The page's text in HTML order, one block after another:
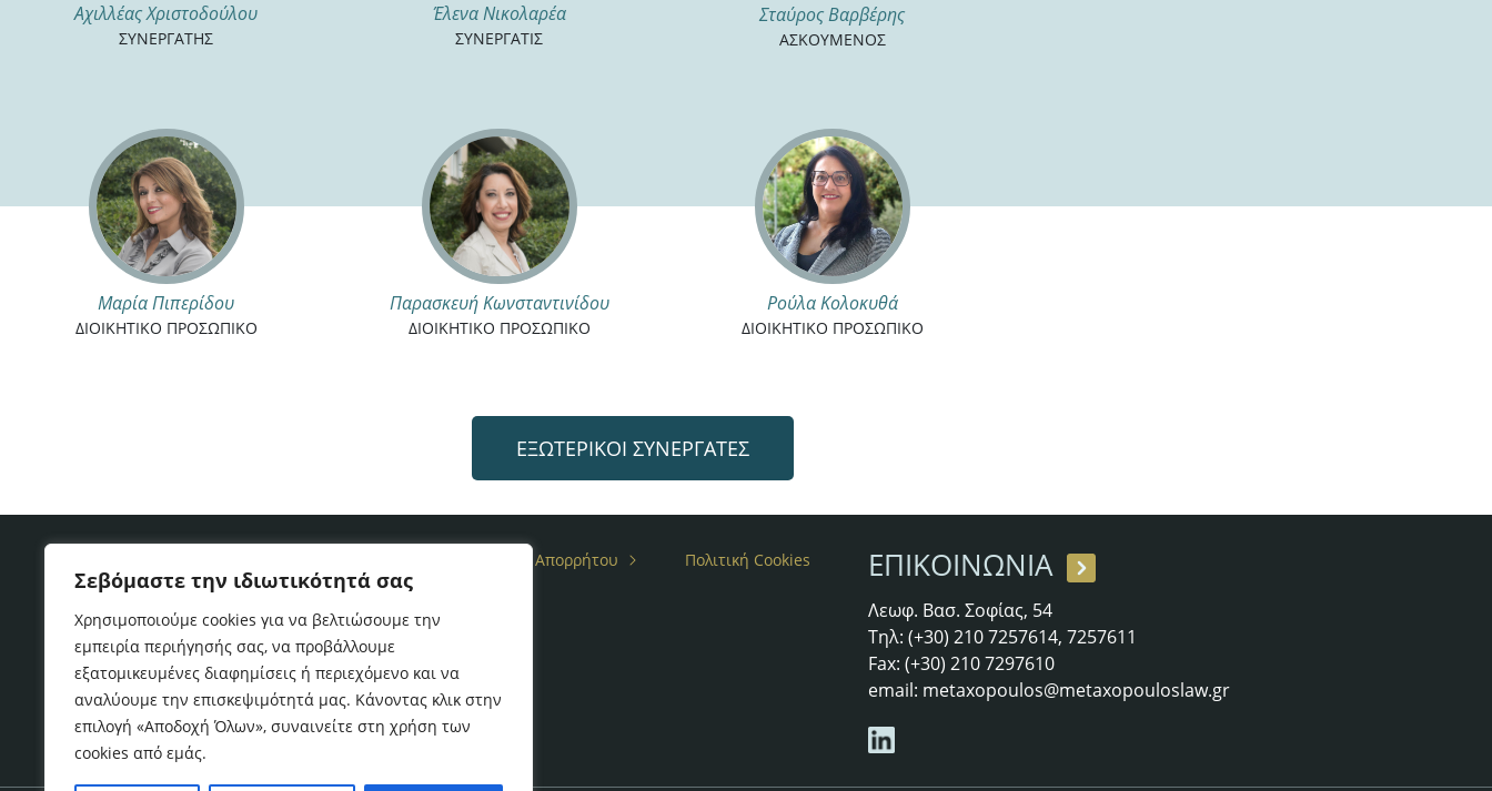
Σεβόμαστε την ιδιωτικότητά σας
Χρησιμοποιούμε cookies για να βελτιώσουμε την
εμπειρία περιήγησής σας, να προβάλλουμε
εξατομικευμένες διαφημίσεις ή περιεχόμενο και να
αναλύουμε την επισκεψιμότητά μας. Κάνοντας κλικ στην
επιλογή «Αποδοχή Όλων», συναινείτε στη χρήση των
cookies από εμάς.
Αχιλλέας Χριστοδούλου
ΣΥΝΕΡΓΑΤΗΣ
Έλενα Νικολαρέα
ΣΥΝΕΡΓΑΤΙΣ
Σταύρος Βαρβέρης
ΑΣΚΟΥΜΕΝΟΣ
Μαρία Πιπερίδου
ΔΙΟΙΚΗΤΙΚΟ ΠΡΟΣΩΠΙΚΟ
Παρασκευή Κωνσταντινίδου
ΔΙΟΙΚΗΤΙΚΟ ΠΡΟΣΩΠΙΚΟ
Ρούλα Κολοκυθά
ΔΙΟΙΚΗΤΙΚΟ ΠΡΟΣΩΠΙΚΟ
ΕΞΩΤΕΡΙΚΟΙ ΣΥΝΕΡΓΑΤΕΣ
Πολιτική Απορρήτου Πολιτική Cookies
Copyright © 2017Α&Κ ΜΕΤΑΞΟΠΟΥΛΟΣ & Συνεργάτες
ΕΠΙΚΟΙΝΩΝΙΑ
Λεωφ. Βασ. Σοφίας, 54
Τηλ: (+30) 210 7257614, 7257611
Fax: (+30) 210 7297610
email: metaxopoulos@metaxopouloslaw.gr